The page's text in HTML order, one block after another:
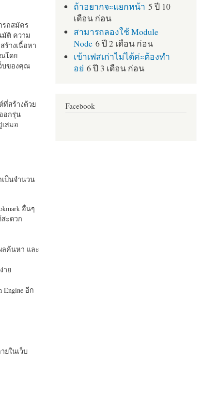
รถสมัคร
มัติ ความ
ร้างเนื้อหา
ณโดย
บของคุณ
ที่สร้างด้วย
อกรุ่น
สมอ
ป็นจำนวน
อื่นๆ
สะดวก
ลค้นหา และ
าย
อีก
ยในเว็บ
ถ้าอยากจะแยกหน้า 5 ปี 10
เดือน ก่อน
สามารถลองใช้ Module
Node 6 ปี 2 เดือน ก่อน
เข้าเฟสเก่าไม่ได้ค่ะต้องทำ
อย่ 6 ปี 3 เดือน ก่อน
Facebook